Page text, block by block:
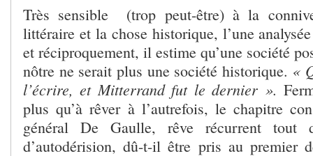
Très sensible (trop peut-être) à la
littéraire et la chose historique, l’une
et réciproquement, il estime qu’une société
nôtre ne serait plus une société historique. «
l’écrire, et Mitterrand fut le dernier ».
plus qu’à rêver à l’autrefois, le chapitre
général De Gaulle, rêve récurrent tout
d’autodérision, dû-t-il être pris au premier